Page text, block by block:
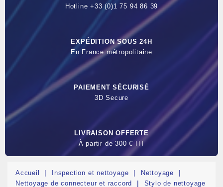
Hotline +33 (0)1 75 94 86 39
EXPÉDITION SOUS 24H
En France métropolitaine
PAIEMENT SÉCURISÉ
3D Secure
LIVRAISON OFFERTE
À partir de 300 € HT
Accueil Inspection et nettoyage
Nettoyage
Nettoyage de connecteur et raccord
Stylo de nettoyage